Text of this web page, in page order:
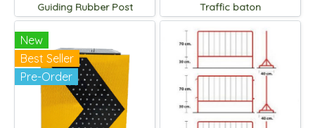
Guiding Rubber Post Traffic baton
New
Best Seller
Pre-Order